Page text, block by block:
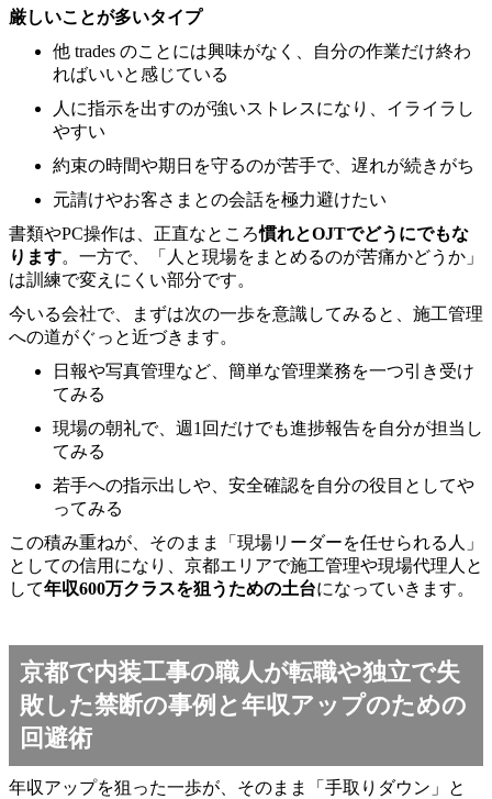
厳しいことが多いタイプ
他 trades のことには興味がなく、自分の作業だけ終わ
ればいいと感じている
人に指示を出すのが強いストレスになり、イライラし
やすい
約束の時間や期日を守るのが苦手で、遅れが続きがち
元請けやお客さまとの会話を極力避けたい
書類やPC操作は、正直なところ慣れとOJTでどうにでもな
ります。一方で、「人と現場をまとめるのが苦痛かどうか」
は訓練で変えにくい部分です。
今いる会社で、まずは次の一歩を意識してみると、施工管理
への道がぐっと近づきます。
日報や写真管理など、簡単な管理業務を一つ引き受け
てみる
現場の朝礼で、週1回だけでも進捗報告を自分が担当し
てみる
若手への指示出しや、安全確認を自分の役目としてや
ってみる
この積み重ねが、そのまま「現場リーダーを任せられる人」
としての信用になり、京都エリアで施工管理や現場代理人と
して年収600万クラスを狙うための土台になっていきます。
京都で内装工事の職人が転職や独立で失
敗した禁断の事例と年収アップのための
回避術
年収アップを狙った一歩が、そのまま「手取りダウン」と